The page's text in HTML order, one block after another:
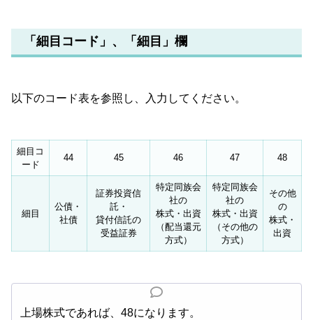
「細目コード」、「細目」欄
以下のコード表を参照し、入力してください。
細目コ
ード
44 45 46 47 48
細目
公債・
社債
証券投資信
託・
貸付信託の
受益証券
特定同族会
社の
株式・出資
（配当還元
方式）
特定同族会
社の
株式・出資
（その他の
方式）
その他
の
株式・
出資
上場株式であれば、48になります。